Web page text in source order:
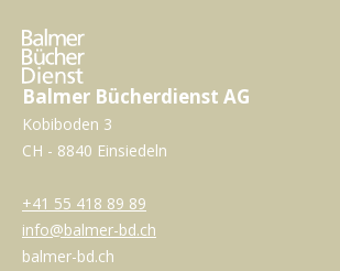
Balmer Bücherdienst AG
Kobiboden 3
CH - 8840 Einsiedeln
+41 55 418 89 89
info@balmer-bd.ch
balmer-bd.ch